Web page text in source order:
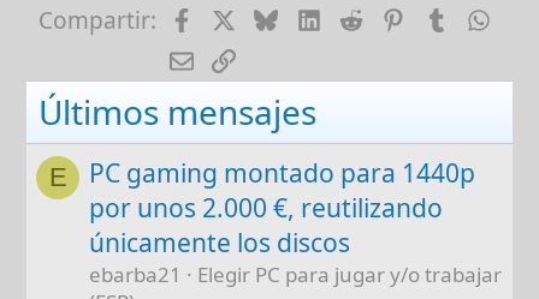
Compartir: FacebookBlueskyLinkedIn
RedditPinterest
Tumblr
E-mailEnlace
Últimos mensajes
E
PC gaming montado para 1440p
por unos 2.000 €, reutilizando
únicamente los discos
ebarba21
Elegir PC para jugar y/o trabajar